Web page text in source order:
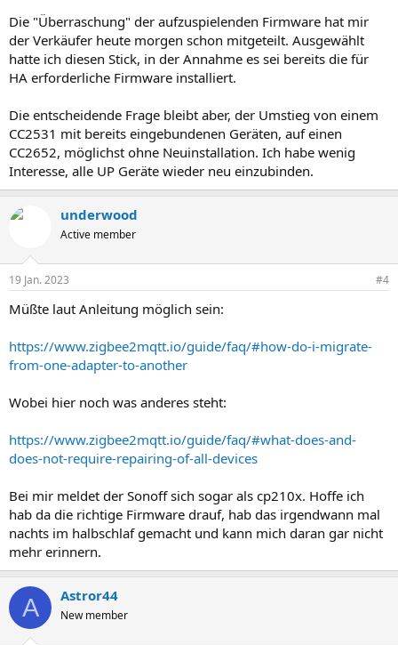
Die "Überraschung" der aufzuspielenden Firmware hat mir
der Verkäufer heute morgen schon mitgeteilt. Ausgewählt
hatte ich diesen Stick, in der Annahme es sei bereits die für
HA erforderliche Firmware installiert.
Die entscheidende Frage bleibt aber, der Umstieg von einem
CC2531 mit bereits eingebundenen Geräten, auf einen
CC2652, möglichst ohne Neuinstallation. Ich habe wenig
Interesse, alle UP Geräte wieder neu einzubinden.
underwood
Active member
19 Jan. 2023 #4
Müßte laut Anleitung möglich sein:
https://www.zigbee2mqtt.io/guide/faq/#how-do-i-migrate-
from-one-adapter-to-another
Wobei hier noch was anderes steht:
https://www.zigbee2mqtt.io/guide/faq/#what-does-and-
does-not-require-repairing-of-all-devices
Bei mir meldet der Sonoff sich sogar als cp210x. Hoffe ich
hab da die richtige Firmware drauf, hab das irgendwann mal
nachts im halbschlaf gemacht und kann mich daran gar nicht
mehr erinnern.
A Astror44
New member